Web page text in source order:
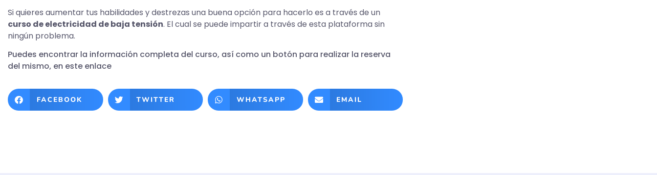
Si quieres aumentar tus habilidades y destrezas una buena opción para hacerlo es a través de un
curso de electricidad de baja tensión. El cual se puede impartir a través de esta plataforma sin
ningún problema.
Puedes encontrar la información completa del curso, así como un botón para realizar la reserva
del mismo, en este enlace
FACEBOOK TWITTER WHATSAPP EMAIL